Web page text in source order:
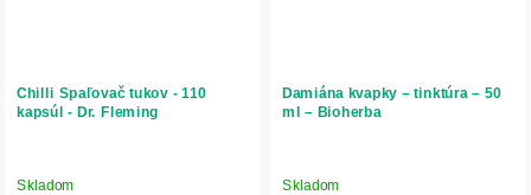
Chilli Spaľovač tukov - 110
kapsúl - Dr. Fleming
Skladom
Damiána kvapky – tinktúra – 50
ml – Bioherba
Skladom